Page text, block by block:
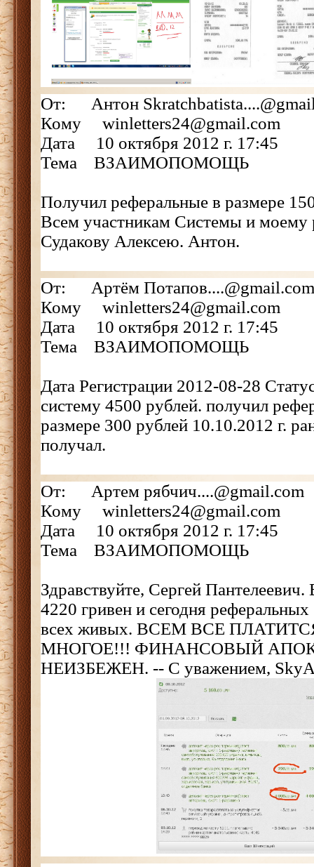
От: Антон
Кому winletters24@gmail.com
Дата 10 октября 2012 г. 17:45
Тема ВЗАИМОПОМОЩЬ
Получил реферальные в размере
Всем участникам Системы и моему
Судакову Алексею. Антон.
От: Артём Потапов....@gmail.com
Кому winletters24@gmail.com
Дата 10 октября 2012 г. 17:45
Тема ВЗАИМОПОМОЩЬ
Дата Регистрации 2012-08-28
систему 4500 рублей. получил
размере 300 рублей 10.10.2012 г.
получал.
От: Артем рябчич....@gmail.com
Кому winletters24@gmail.com
Дата 10 октября 2012 г. 17:45
Тема ВЗАИМОПОМОЩЬ
Здравствуйте, Сергей Пантелеевич.
4220 гривен и сегодня
всех живых. ВСЕМ ВСЕ
МНОГОЕ!!! ФИНАНСОВЫЙ
НЕИЗБЕЖЕН. -- С уважением,